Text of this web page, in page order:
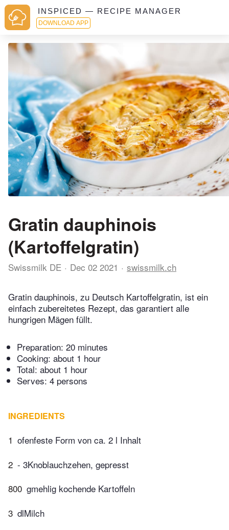
INSPICED — RECIPE MANAGER
DOWNLOAD APP
Gratin dauphinois
(Kartoffelgratin)
Swissmilk DE Dec 02 2021 swissmilk.ch
Gratin dauphinois, zu Deutsch Kartoffelgratin, ist ein
einfach zubereitetes Rezept, das garantiert alle
hungrigen Mägen füllt.
Preparation: 20 minutes
Cooking: about 1 hour
Total: about 1 hour
Serves: 4 persons
INGREDIENTS
1 ofenfeste Form von ca. 2 l Inhalt
2 - 3Knoblauchzehen, gepresst
800 gmehlig kochende Kartoffeln
3 dlMilch